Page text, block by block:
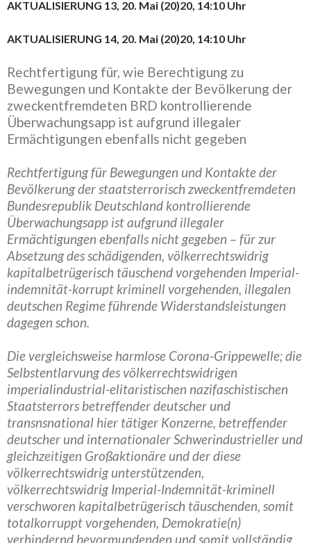
AKTUALISIERUNG 13, 20. Mai (20)20, 14:10 Uhr
AKTUALISIERUNG 14, 20. Mai (20)20, 14:10 Uhr
Rechtfertigung für, wie Berechtigung zu
Bewegungen und Kontakte der Bevölkerung der
zweckentfremdeten BRD kontrollierende
Überwachungsapp ist aufgrund illegaler
Ermächtigungen ebenfalls nicht gegeben
Rechtfertigung für Bewegungen und Kontakte der
Bevölkerung der staatsterrorisch zweckentfremdeten
Bundesrepublik Deutschland kontrollierende
Überwachungsapp ist aufgrund illegaler
Ermächtigungen ebenfalls nicht gegeben – für zur
Absetzung des schädigenden, völkerrechtswidrig
kapitalbetrügerisch täuschend vorgehenden Imperial-
indemnität-korrupt kriminell vorgehenden, illegalen
deutschen Regime führende Widerstandsleistungen
dagegen schon.
Die vergleichsweise harmlose Corona-Grippewelle; die
Selbstentlarvung des völkerrechtswidrigen
imperialindustrial-elitaristischen nazifaschistischen
Staatsterrors betreffender deutscher und
transnsnational hier tätiger Konzerne, betreffender
deutscher und internationaler Schwerindustrieller und
gleichzeitigen Großaktionäre und der diese
völkerrechtswidrig unterstützenden,
völkerrechtswidrig Imperial-Indemnität-kriminell
verschworen kapitalbetrügerisch täuschenden, somit
totalkorruppt vorgehenden, Demokratie(n)
verhindernd bevormundenden und somit vollständig